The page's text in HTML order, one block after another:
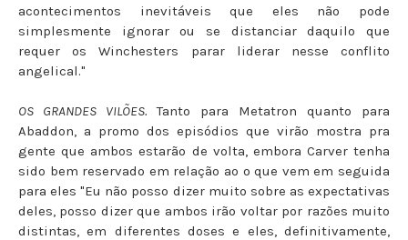
acontecimentos inevitáveis que eles não pode
simplesmente ignorar ou se distanciar daquilo que
requer os Winchesters parar liderar nesse conflito
angelical."
OS GRANDES VILÕES. Tanto para Metatron quanto para
Abaddon, a promo dos episódios que virão mostra pra
gente que ambos estarão de volta, embora Carver tenha
sido bem reservado em relação ao o que vem em seguida
para eles "Eu não posso dizer muito sobre as expectativas
deles, posso dizer que ambos irão voltar por razões muito
distintas, em diferentes doses e eles, definitivamente,